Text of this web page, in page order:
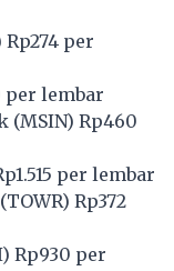
Rp274 per
per lembar
(MSIN) Rp460
per lembar
TOWR) Rp372
) Rp930 per